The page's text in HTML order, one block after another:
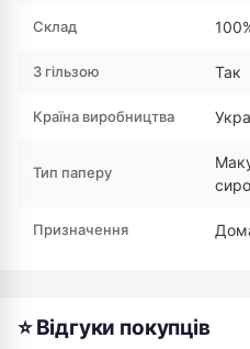
Склад
З гільзою Так
Країна виробництва
Тип паперу
Призначення
⭐ Відгуки покупців